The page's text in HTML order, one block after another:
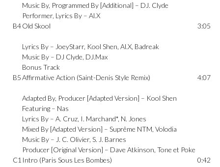
Music By, Programmed By [Additional] – DJ. Clyde
Performer, Lyrics By –Al.X
B4Old Skool
Lyrics By – JoeyStarr, Kool Shen,Al.X, Badreak
Music By – DJ Clyde, DJ.Max
3:05
Bonus Track
B5Affirmative Action (Saint-Denis Style Remix)
Adapted By, Producer [Adapted Version] – Kool Shen
Featuring – Nas
Lyrics By –A. Cruz, I. Marchand*, N. Jones
Mixed By [Adapted Version] –Suprême NTM,Volodia
Music By – J. C. Olivier,S. J. Barnes
Producer [Original Version] – Dave Atkinson,Tone et Poke
4:07
C1 Intro (Paris Sous Les Bombes) 0:42